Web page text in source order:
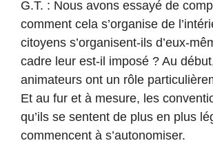
G.T. : Nous avons essayé de
comment cela s’organise de
citoyens s’organisent-ils d’eux-
cadre leur est-il imposé ? Au
animateurs ont un rôle
Et au fur et à mesure, les
qu’ils se sentent de plus en plus
commencent à s’autonomiser.